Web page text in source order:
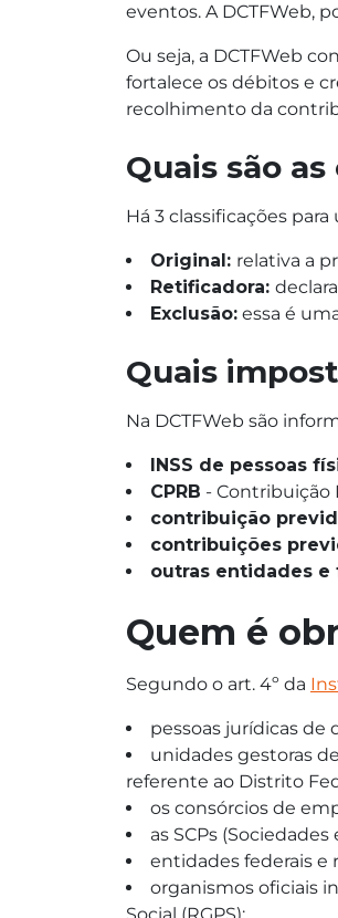
eventos. A DCTFWeb,
Ou seja, a DCTFWeb
fortalece os débitos e
recolhimento da
Quais são
Há 3 classificações para
Original: relativa a
Retificadora:
Exclusão: essa é
Quais
Na DCTFWeb são
INSS de pessoas
CPRB - Contribuição
contribuição
contribuições
outras entidades e
Quem é
Segundo o art. 4º da
pessoas jurídicas de
unidades gestoras
referente ao Distrito
os consórcios de
as SCPs
entidades federais e
organismos oficiais